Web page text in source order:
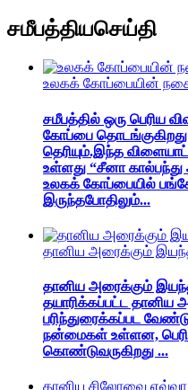
சமீபத்தியசெய்தி
உலகக் கோப்பையின்
சமீபத்தில் ஒரு பெரிய
கோப்பை
தெரியும்.இந்த
உள்ளது “சீனா
உலகக் கோப்பையில்
இருந்தபோதிலும்...
தானிய அரைக்கும்
தானிய அரைக்கும்
தயாரிக்கப்பட்ட தானிய
பரிந்துரைக்கப்பட
நன்மைகள் உள்ளன,
கொண்டுவருகிறது ...
தானிய சிலோவை எவ்வாறு